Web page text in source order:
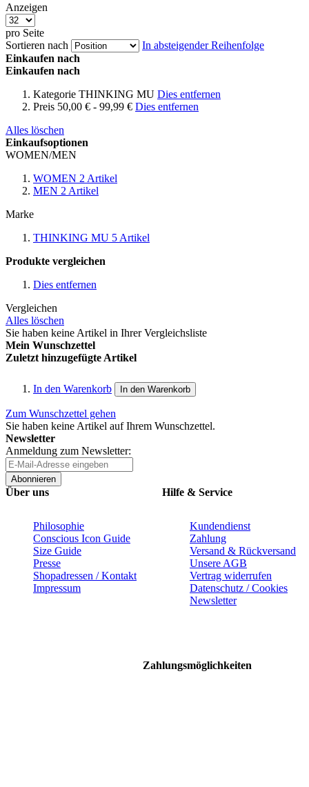
Anzeigen
pro Seite
Sortieren nach
In absteigender Reihenfolge
Einkaufen nach
Einkaufen nach
Kategorie THINKING MU Dies entfernen
Preis 50,00 € - 99,99 € Dies entfernen
Alles löschen
Einkaufsoptionen
WOMEN/MEN
WOMEN 2 Artikel
MEN 2 Artikel
Marke
THINKING MU 5 Artikel
Produkte vergleichen
Dies entfernen
Vergleichen
Alles löschen
Sie haben keine Artikel in Ihrer Vergleichsliste
Mein Wunschzettel
Zuletzt hinzugefügte Artikel
In den Warenkorb In den Warenkorb
Zum Wunschzettel gehen
Sie haben keine Artikel auf Ihrem Wunschzettel.
Newsletter
Anmeldung zum Newsletter:
Abonnieren
Über uns
Philosophie
Conscious Icon Guide
Size Guide
Presse
Shopadressen / Kontakt
Impressum
Hilfe & Service
Kundendienst
Zahlung
Versand & Rückversand
Unsere AGB
Vertrag widerrufen
Datenschutz / Cookies
Newsletter
Zahlungsmöglichkeiten